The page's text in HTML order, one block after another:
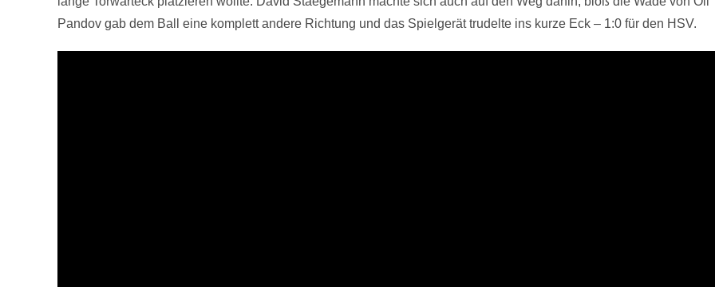
Pandov gab dem Ball eine komplett andere Richtung und das Spielgerät trudelte ins kurze Eck – 1:0 für den HSV.